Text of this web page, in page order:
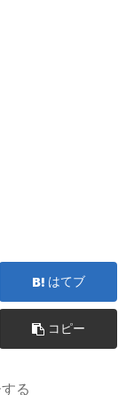
はてブ
コピー
る